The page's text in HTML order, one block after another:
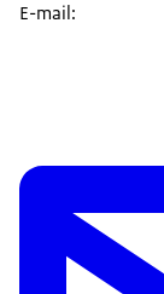
E-mail: